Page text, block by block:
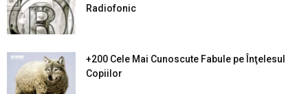
Radiofonic
+200 Cele Mai Cunoscute Fabule pe Înţelesul
Copiilor